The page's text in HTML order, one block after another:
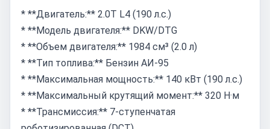
* **Двигатель:** 2.0T L4 (190 л.с.)
* **Модель двигателя:** DKW/DTG
* **Объем двигателя:** 1984 см³ (2.0 л)
* **Тип топлива:** Бензин АИ-95
* **Максимальная мощность:** 140 кВт (190 л.с.)
* **Максимальный крутящий момент:** 320 Н·м
* **Трансмиссия:** 7-ступенчатая